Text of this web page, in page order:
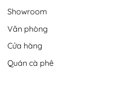
Showroom
Văn phòng
Cửa hàng
Quán cà phê